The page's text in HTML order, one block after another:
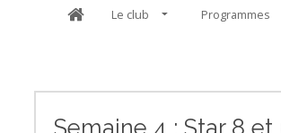
Le club Programmes
Semaine 4 : Star 8